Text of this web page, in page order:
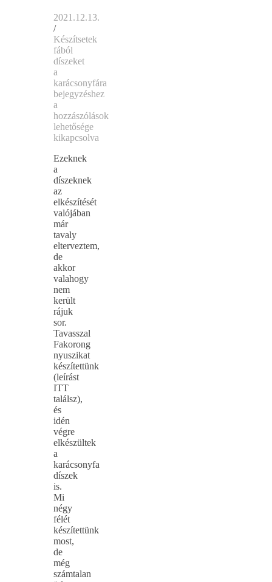
2021.12.13.
/
Készítsetek
fából
díszeket
a
karácsonyfára
bejegyzéshez
a
hozzászólások
lehetősége
kikapcsolva
Ezeknek
a
díszeknek
az
elkészítését
valójában
már
tavaly
elterveztem,
de
akkor
valahogy
nem
került
rájuk
sor.
Tavasszal
Fakorong
nyuszikat
készítettünk
(leírást
ITT
találsz),
és
idén
végre
elkészültek
a
karácsonyfa
díszek
is.
Mi
négy
félét
készítettünk
most,
de
még
számtalan